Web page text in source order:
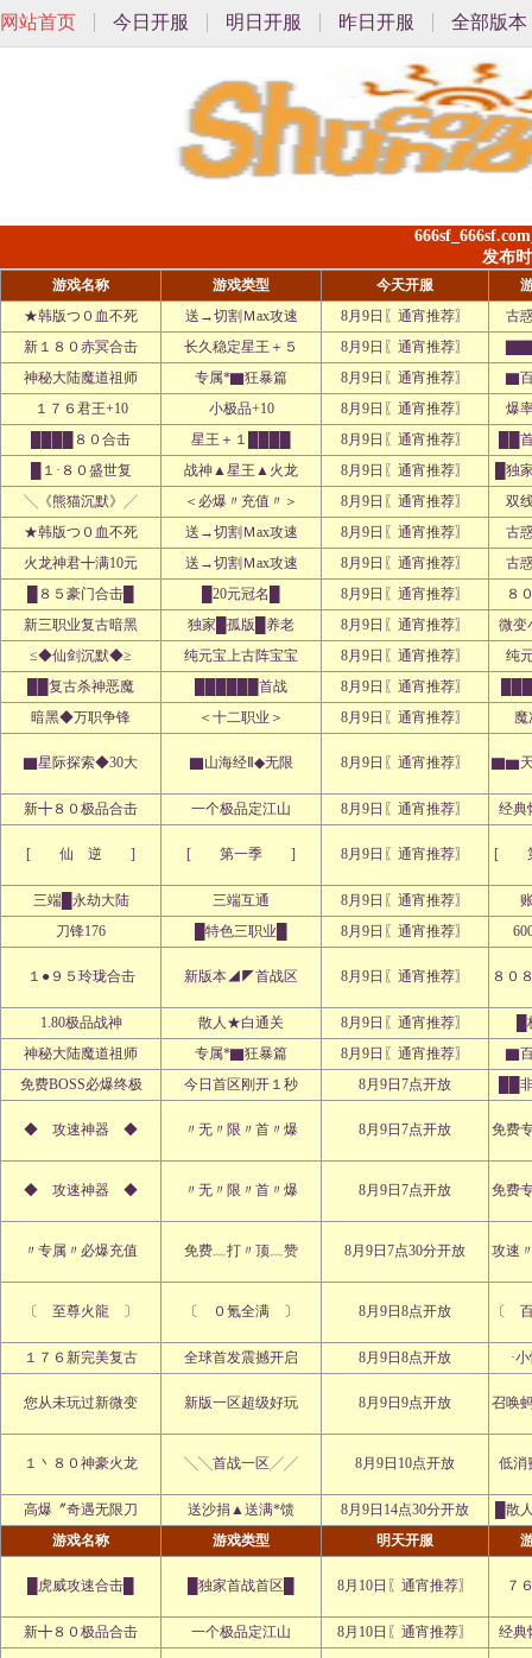
网站首页 今日开服 明日开服 昨日开服 全部版本
发布
游戏名称 游戏类型 今天开服
★韩版つ０血不死
送→切割Ｍax攻速 8月9日〖通宵推荐〗
古
新１８０赤冥合击
长久稳定星王＋５ 8月9日〖通宵推荐〗
神秘大陆魔道祖师
专属*▇狂暴篇 8月9日〖通宵推荐〗
▇
１７６君王+10
小极品+10 8月9日〖通宵推荐〗
爆
████８０合击
星王＋１████ 8月9日〖通宵推荐〗
██
█１·８０盛世复
战神▲星王▲火龙 8月9日〖通宵推荐〗
█独
╲《熊猫沉默》╱
＜必爆〃充值〃＞ 8月9日〖通宵推荐〗
双
★韩版つ０血不死
送→切割Ｍax攻速 8月9日〖通宵推荐〗
古
火龙神君╋满10元
送→切割Ｍax攻速 8月9日〖通宵推荐〗
古
█８５豪门合击█
█20元冠名█ 8月9日〖通宵推荐〗
８
新三职业复古暗黑
独家█孤版█养老 8月9日〖通宵推荐〗
微变
≤◆仙剑沉默◆≥
纯元宝上古阵宝宝 8月9日〖通宵推荐〗
纯
██复古杀神恶魔
██████首战 8月9日〖通宵推荐〗
暗黑◆万职争锋
＜十二职业＞ 8月9日〖通宵推荐〗 魔
▇星际探索◆30大 ▇山海经Ⅱ◆无限 8月9日〖通宵推荐〗 ▇▆
新╋８０极品合击 一个极品定江山 8月9日〖通宵推荐〗 经
[ 仙 逆 ] [ 第一季 ] 8月9日〖通宵推荐〗 [
三端█永劫大陆 三端互通 8月9日〖通宵推荐〗
刀锋176
█特色三职业█ 8月9日〖通宵推荐〗
１●９５玲珑合击 新版本◢◤首战区 8月9日〖通宵推荐〗 ８０
1.80极品战神 散人★白通关 8月9日〖通宵推荐〗
神秘大陆魔道祖师
专属*▇狂暴篇 8月9日〖通宵推荐〗
▇
免费BOSS必爆终极
今日首区刚开１秒 8月9日7点开放 ██
◆ 攻速神器 ◆ 〃无〃限〃首〃爆 8月9日7点开放 免费
◆ 攻速神器 ◆ 〃无〃限〃首〃爆 8月9日7点开放 免费
〃专属〃必爆充值 免费﹏打〃顶﹏赞 8月9日7点30分开放 攻速
〔 至尊火龍 〕 〔 ０氪全满 〕 8月9日8点开放 〔
１７６新完美复古 全球首发震撼开启 8月9日8点开放 ·
您从未玩过新微变 新版一区超级好玩 8月9日9点开放 召唤
１丶８０神豪火龙 ╲╲首战一区╱╱ 8月9日10点开放 低
高爆〞奇遇无限刀 送沙捐▲送满*馈 8月9日14点30分开放
█散
游戏名称
游戏类型 明天开服
█虎威攻速合击█ █独家首战首区█ 8月10日〖通宵推荐〗 ７
新╋８０极品合击 一个极品定江山 8月10日〖通宵推荐〗 经